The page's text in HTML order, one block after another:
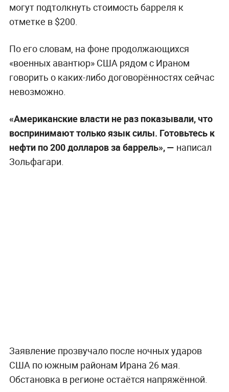
могут подтолкнуть стоимость барреля к
отметке в $200.
По его словам, на фоне продолжающихся
«военных авантюр» США рядом с Ираном
говорить о каких-либо договорённостях сейчас
невозможно.
«Американские власти не раз показывали, что
воспринимают только язык силы. Готовьтесь к
нефти по 200 долларов за баррель», — написал
Зольфагари.
Заявление прозвучало после ночных ударов
США по южным районам Ирана 26 мая.
Обстановка в регионе остаётся напряжённой.